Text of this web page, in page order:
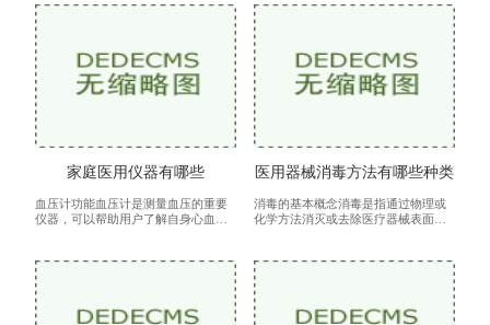
痛、关节痛等症状。使用方法按照说
明
械传播，从而导致交叉感染，给患者
的
家庭医用仪器有哪些
血压计功能血压计是测量血压的重要
仪器，可以帮助用户了解自身心血管
题，进行相应的调整和治疗。使用方
法选
医用器械消毒方法有哪些种类
消毒的基本概念消毒是指通过物理或
化学方法消灭或去除医疗器械表面上
所有微生物，包括细菌孢子。消毒的
目